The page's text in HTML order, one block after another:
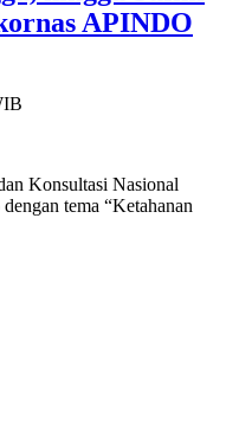
APINDO
Konsultasi Nasional
tema “Ketahanan